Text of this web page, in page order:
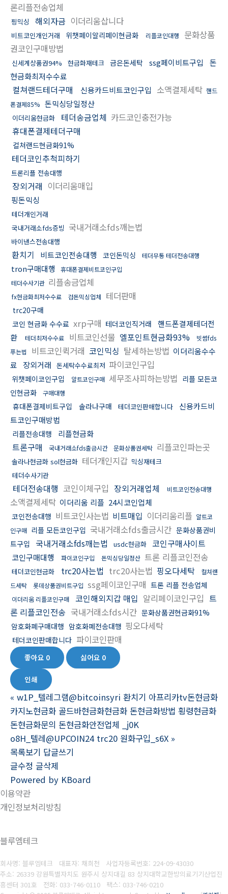
론리플전송업체
핑믹싱 해외자금 이더리움삽니다
비트코인개인거래 위챗페이알리페이현금화 리플코인대행
문화상품
권코인구매방법
신세계상품권94% 현금화재테크 금은돈세탁 ssg페이비트구입
돈
현금화최저수수료
컬쳐랜드테더구매 신용카드비트코인구입 소액결제세탁 핸드
폰결제85% 돈믹싱당일정산
이더리움현금화 테더송금업체 카드코인충전가능
휴대폰결제테더구매
컬쳐랜드현금화91%
테더코인추척피하기
트론리플 전송대행
장외거래 이더리움매입
핑돈믹싱
테더개인거래
국내거래소fds증빙 국내거래소fds깨는법
바이낸스전송대행
환치기 비트코인전송대행 코인돈믹싱 테더무통 테더전송대행
tron구매대행
휴대폰결제비트코인구입
테더수사기관 리플송금업체
fx현금화최저수수료 검돈믹싱업체 테더판매
trc20구매
코인 현금화 수수료 xrp구매 테더코인직거래
핸드폰결제테더전
환
테더최저수수료 비트코인선물 엘포인트현금화93%
빗썸fds
푸는법
비트코인퀵거래 코인믹싱 탈세하는방법 이더리움수수
료 장외거래 돈세탁수수료최저 파이코인구입
위챗페이코인구입 알트코인구매 세무조사피하는방법 리플 모든코
인현금화
구매대행
휴대폰결제비트구입 솔라나구매 테더코인판매합니다
신용카드비
트코인구매방법
리플전송대행 리플현금화
트론구매 국내거래소fds출금시간 문화상품권세탁 리플코인파는곳
솔라나현금화 sol현금화 테더개인지갑 믹싱재테크
테더수사기관
테더전송대행 코인이체구입 장외거래업체 비트코인전송대행
소액결제세탁 이더리움 리플 24시코인업체
코인전송대행 비트코인사는법 비트매입 이더리움리플 알트코
인구매 리플 모든코인구입 국내거래소fds출금시간 문화상품권비
트구입
국내거래소fds깨는법 usdc현금화 코인구매사이트
코인구매대행 파이코인구입 돈믹싱당일정산 트론 리플코인전송
테더코인현금화 trc20사는법 trc20사는법 핑오다세탁
컬쳐랜
드세탁
롯데상품권비트구입 ssg페이코인구매 트론 리플 전송업체
이더리움 리플코인구매 코인해외지갑 매입 알리페이코인구입 트
론 리플코인전송 국내거래소fds시간 문화상품권현금화91%
암호화폐구매대행 암호화폐전송대행 핑오다세탁
테더코인판매합니다 파이코인판매
좋아요 0 싫어요 0
인쇄
« w1P_텔레그램@bitcoinsyri 환치기 아프리카tv돈현금화
카지노현금화 골드바현금화현금화 돈현금화방법 횡령현금화
돈현금화문의 돈현금화안전업체 _j0K
o8H_텔레@UPCOIN24 trc20 원화구입_s6X »
목록보기 답글쓰기
글수정 글삭제
Powered by KBoard
이용약관
개인정보처리방침
블루엠테크
회사명: 블루엠테크 대표자: 채희천 사업자등록번호: 224-09-43030
주소: 26339 강원특별자치도 원주시 상지대길 83 상지대학교한방의료기기산업진
흥센터 301호 전화: 033-746-0110 팩스: 033-746-0210